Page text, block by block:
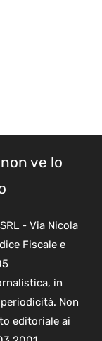
ve lo
- Via Nicola
Fiscale e
in
Non
editoriale ai